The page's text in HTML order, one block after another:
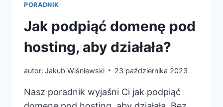
PORADNIK
Jak podpiąć domenę pod
hosting, aby działała?
autor: Jakub Wiśniewski 23 października 2023
Nasz poradnik wyjaśni Ci jak podpiąć